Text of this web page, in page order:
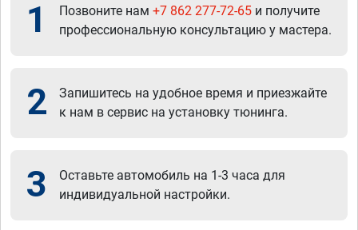
1 Позвоните нам +7 862 277-72-65 и получите
профессиональную консультацию у мастера.
2
Запишитесь на удобное время и приезжайте
к нам в сервис на установку тюнинга.
3
Оставьте автомобиль на 1-3 часа для
индивидуальной настройки.